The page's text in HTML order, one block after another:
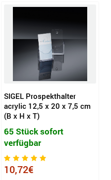
SIGEL Prospekthalter
acrylic 12,5 x 20 x 7,5 cm
(B x H x T)
65 Stück sofort
verfügbar
10,72€